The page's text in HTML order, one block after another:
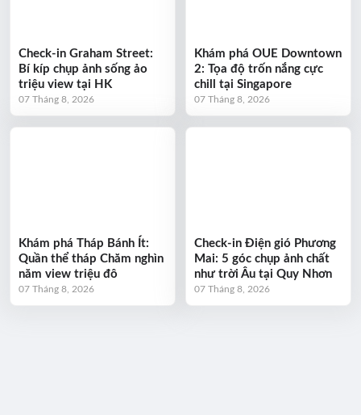
Check-in Graham Street:
Bí kíp chụp ảnh sống ảo
triệu view tại HK
07 Tháng 8, 2026
Khám phá OUE Downtown
2: Tọa độ trốn nắng cực
chill tại Singapore
07 Tháng 8, 2026
Khám phá Tháp Bánh Ít:
Quần thể tháp Chăm nghìn
năm view triệu đô
07 Tháng 8, 2026
Check-in Điện gió Phương
Mai: 5 góc chụp ảnh chất
như trời Âu tại Quy Nhơn
07 Tháng 8, 2026